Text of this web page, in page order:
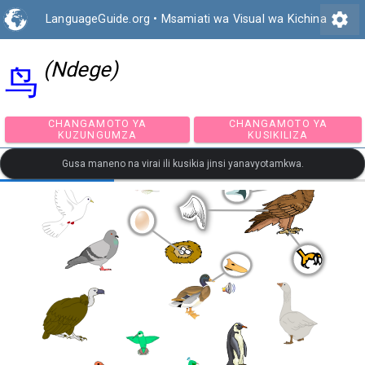
LanguageGuide.org • Msamiati wa Visual wa Kichina settings
鸟 (Ndege)
CHANGAMOTO YA
CHANGAMOTO
Gusa maneno na virai ili kusikia jinsi yanavyotamkwa.